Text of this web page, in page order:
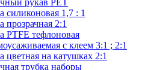
рукав PET
силиконовая 1,7 : 1
прозрачная 2:1
PTFE тефлоновая
с клеем 3:1 ; 2:1
цветная на катушках 2:1
трубка наборы